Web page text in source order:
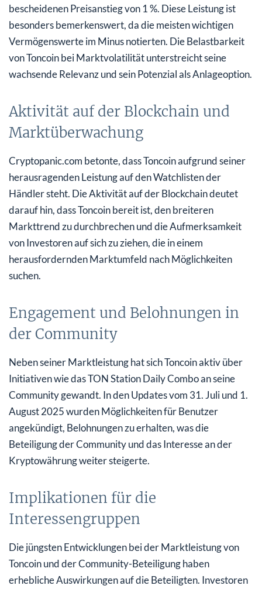
bescheidenen Preisanstieg von 1 %. Diese Leistung ist
besonders bemerkenswert, da die meisten wichtigen
Vermögenswerte im Minus notierten. Die Belastbarkeit
von Toncoin bei Marktvolatilität unterstreicht seine
wachsende Relevanz und sein Potenzial als Anlageoption.
Aktivität auf der Blockchain und
Marktüberwachung
Cryptopanic.com betonte, dass Toncoin aufgrund seiner
herausragenden Leistung auf den Watchlisten der
Händler steht. Die Aktivität auf der Blockchain deutet
darauf hin, dass Toncoin bereit ist, den breiteren
Markttrend zu durchbrechen und die Aufmerksamkeit
von Investoren auf sich zu ziehen, die in einem
herausfordernden Marktumfeld nach Möglichkeiten
suchen.
Engagement und Belohnungen in
der Community
Neben seiner Marktleistung hat sich Toncoin aktiv über
Initiativen wie das TON Station Daily Combo an seine
Community gewandt. In den Updates vom 31. Juli und 1.
August 2025 wurden Möglichkeiten für Benutzer
angekündigt, Belohnungen zu erhalten, was die
Beteiligung der Community und das Interesse an der
Kryptowährung weiter steigerte.
Implikationen für die
Interessengruppen
Die jüngsten Entwicklungen bei der Marktleistung von
Toncoin und der Community-Beteiligung haben
erhebliche Auswirkungen auf die Beteiligten. Investoren